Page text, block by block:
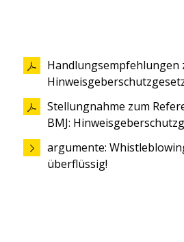
Handlungsempfehlungen
Stellungnahme zum
BMJ:
argumente:
überflüssig!